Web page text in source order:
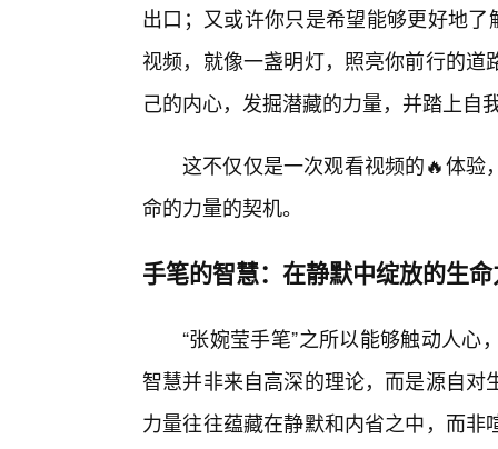
出口；又或许你只是希望能够更好地
视频，就像一盏明灯，照亮你前行的
己的内心，发掘潜藏的力量，并踏上自
这不仅仅是一次观看视频的🔥体验
命的力量的契机。
手笔的智慧：在静默中绽放的生
“张婉莹手笔”之所以能够触动人
智慧并非来自高深的理论，而是源自
力量往往蕴藏在静默和内省之中，而